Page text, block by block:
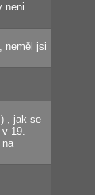
neni
neměl jsi
, jak se
19.